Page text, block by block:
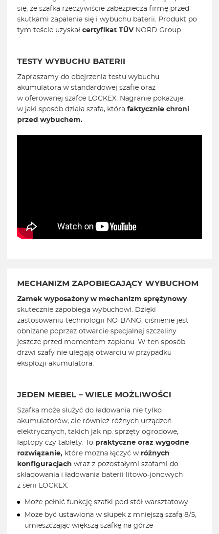
się, że szafka rzeczywiście zabezpiecza firmę przed
skutkami zapalenia się i wybuchu baterii. Produkt po
tym teście uzyskał certyfikat TÜV NORD Group.
TESTY WYBUCHU BATERII
Zapraszamy do obejrzenia testu wybuchu
akumulatora w standardowej szafie oraz
w oferowanej szafce LOCKEX. Nagranie pokazuje,
w jaki sposób działa szafa, która faktycznie chroni
przed wybuchem.
MECHANIZM ZAPOBIEGAJĄCY WYBUCHOM
Zamek wyposażony w mechanizm sprężynowy
skutecznie zapobiega wybuchowi. Dzięki
zastosowaniu technologii NO-BANG, ciśnienie jest
obniżane poprzez otwarcie specjalnej szczeliny
jeszcze przed momentem zapłonu. W ten sposób
drzwi szafy nie ulegają otwarciu w przypadku
eksplozji akumulatora.
JEDEN MEBEL – WIELE MOŻLIWOŚCI
Szafka może służyć do ładowania nie tylko
akumulatorów, ale również różnych urządzeń
elektrycznych, takich jak np. sprzęty ogrodowe,
laptopy czy tablety. To praktyczne oraz wygodne
rozwiązanie, które można łączyć w różnych
konfiguracjach wraz z pozostałymi szafami do
składowania i ładowania baterii litowo-jonowych
z serii LOCKEX.
Może pełnić funkcję szafki pod stół warsztatowy
Może być ustawiona w słupek z mniejszą szafą 8/5,
umieszczając większą szafkę na górze